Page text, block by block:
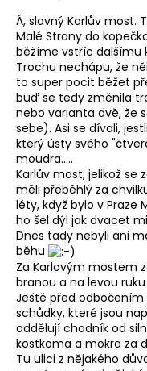
Á, slavný Karlův most.
Malé Strany do
běžíme vstříc dalšímu
Trochu nechápu, že
to super pocit běžet
buď se tedy změnila
nebo varianta dvě, že
sebe). Asi se dívali,
který ústy svého
moudra.....
Karlův most, jelikož se
měli přeběhlý za
léty, když bylo v Praze
ho šel dýl jak dvacet
Dnes tady nebyli ani
běhu
Za Karlovým mostem
branou a na levou
Ještě před
schůdky, které jsou
oddělují chodník od
kostkama a mokra za
Tu ulici z nějakého